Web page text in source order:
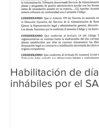
Habilitación de
inhábiles por el